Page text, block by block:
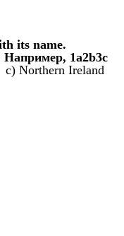
its name.
Например, 1a2b3c
Ireland